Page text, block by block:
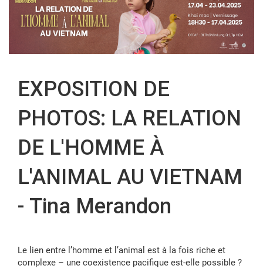
EXPOSITION DE
PHOTOS: LA RELATION
DE L'HOMME À
L'ANIMAL AU VIETNAM
- Tina Merandon
Le lien entre l’homme et l’animal est à la fois riche et
complexe – une coexistence pacifique est-elle possible ?